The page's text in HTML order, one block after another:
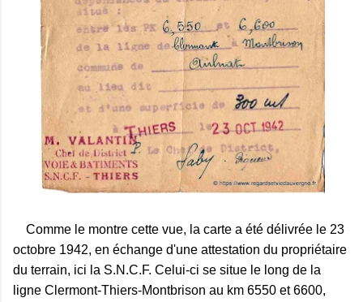
Comme le montre cette vue, la carte a été délivrée le 23
octobre 1942, en échange d'une attestation du propriétaire
du terrain, ici la S.N.C.F. Celui-ci se situe le long de la
ligne Clermont-Thiers-Montbrison au km 6550 et 6600,